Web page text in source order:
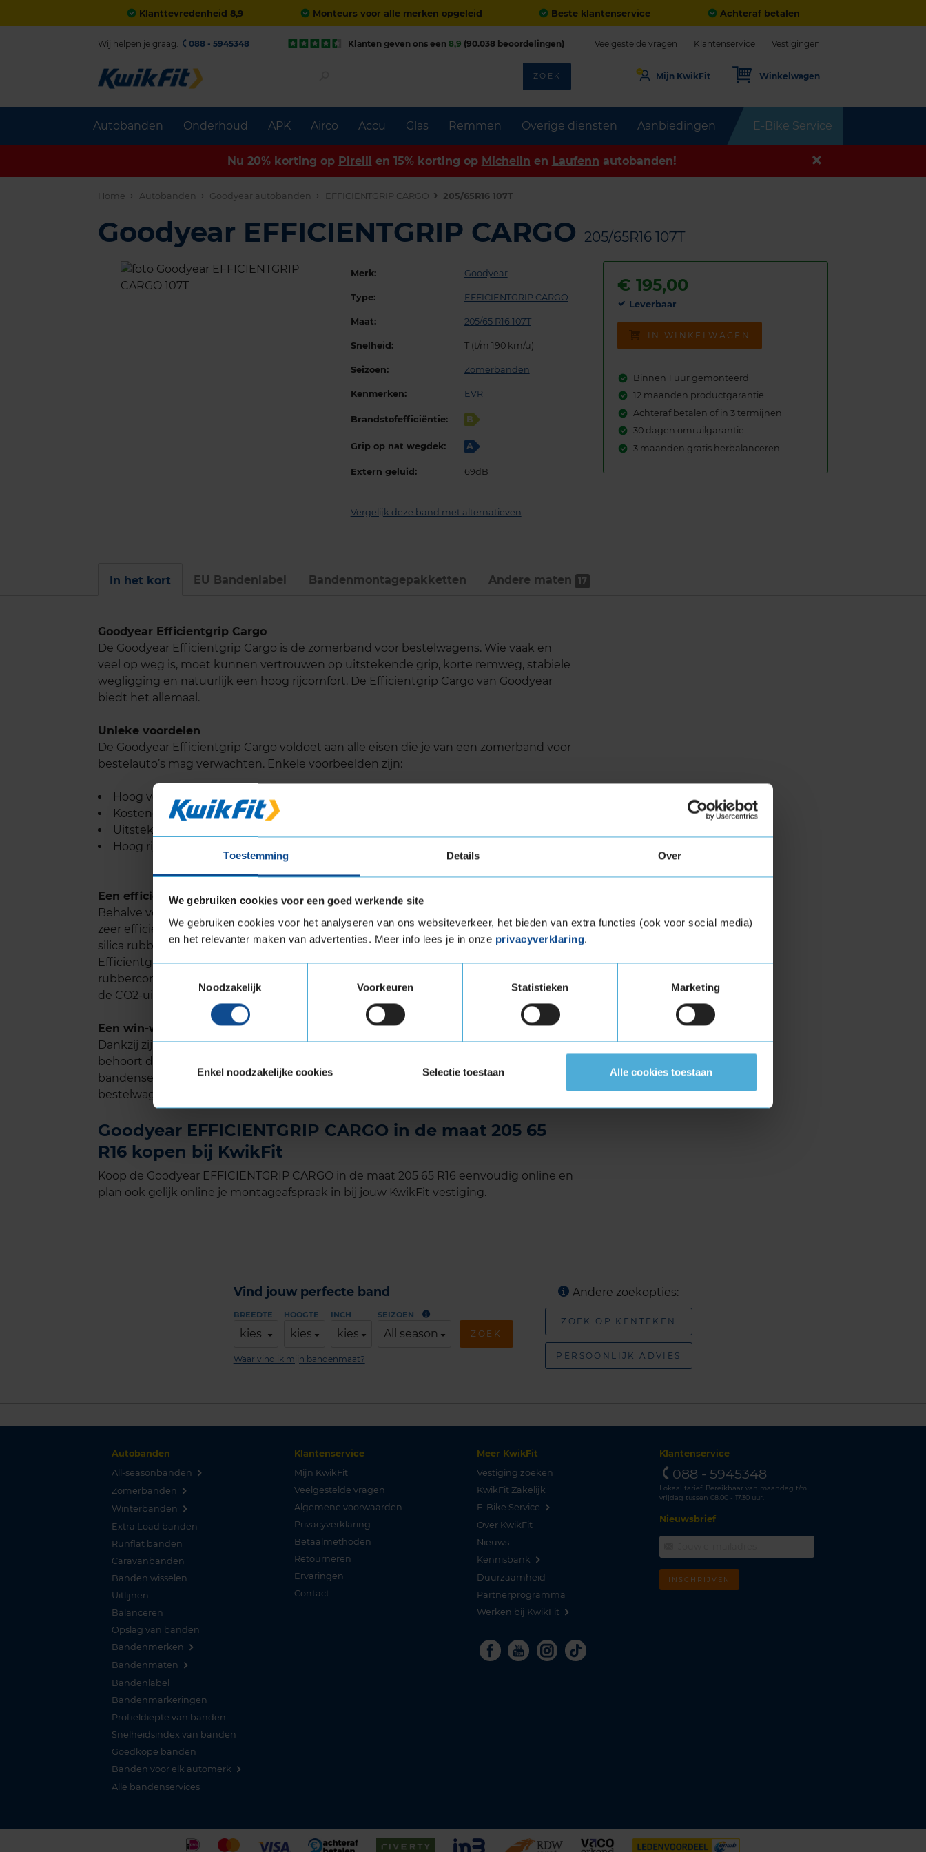
Toestemming Details Over
We gebruiken cookies voor een goed werkende site
We gebruiken cookies voor het analyseren van ons websiteverkeer, het bieden van extra functies (ook voor social media)
en het relevanter maken van advertenties. Meer info lees je in onze privacyverklaring.
Noodzakelijk
Voorkeuren Statistieken Marketing
Enkel noodzakelijke cookies Selectie toestaan Alle cookies toestaan
Klanttevredenheid 8,9 Monteurs voor alle merken opgeleid Beste klantenservice Achteraf betalen
Autobanden Onderhoud APK Airco Accu Glas Remmen Overige diensten Aanbiedingen E-Bike Service
Wij helpen je graag. 088 - 5945348 Klanten geven ons een 8,9 (90.038 beoordelingen) Veelgestelde vragen Klantenservice Vestigingen
ZOEK Mijn KwikFit Winkelwagen
Nu 20% korting op Pirelli en 15% korting op Michelin en Laufenn autobanden!
Home Autobanden Goodyear autobanden EFFICIENTGRIP CARGO 205/65R16 107T
Goodyear EFFICIENTGRIP CARGO 205/65R16 107T
Merk: Goodyear
Type: EFFICIENTGRIP CARGO
Maat: 205/65 R16 107T
Snelheid: T (t/m 190 km/u)
Seizoen: Zomerbanden
Kenmerken: EVR
Brandstofefficiëntie: B
Grip op nat wegdek: A
Extern geluid: 69dB
Vergelijk deze band met alternatieven
€195,00
Leverbaar
IN WINKELWAGEN
Binnen 1 uur gemonteerd
12 maanden productgarantie
Achteraf betalen of in 3 termijnen
30 dagen omruilgarantie
3 maanden gratis herbalanceren
In het kort EU Bandenlabel Bandenmontage­pakketten Andere maten 17
Goodyear Efficientgrip Cargo
De Goodyear Efficientgrip Cargo is de zomerband voor bestelwagens. Wie vaak en
veel op weg is, moet kunnen vertrouwen op uitstekende grip, korte remweg, stabiele
wegligging en natuurlijk een hoog rijcomfort. De Efficientgrip Cargo van Goodyear
biedt het allemaal.
Unieke voordelen
De Goodyear Efficientgrip Cargo voldoet aan alle eisen die je van een zomerband voor
bestelauto’s mag verwachten. Enkele voorbeelden zijn:
Hoog veiligheidsniveau door goed remgedrag en grip
Kosteneffectiviteit, besparen op brandstofkosten en bandenwissel
Uitstekende rijprestaties op droog en nat wegdek
Hoog rijcomfort door laag rolgeluid
Een efficiënte band
Behalve voortreffelijke rijprestaties is de Goodyear Efficientgrip Cargo ook nog eens
zeer efficiënt. Dankzij een gelijkmatige slijtage van het loopvlak en de vernieuwde
silica rubbersamenstelling kun je vele duizenden kilometers rijden voordat de
Efficientgrip Cargo van Goodyear aan vervanging toe is. Tegelijkertijd wordt dankzij de
rubbercompound het brandstofverbruik verlaagd, wat weer leidt tot een afname van
de CO2-uitstoot.
Een win-win situatie
Dankzij zijn voortreffelijke rijprestaties en zijn kostenbesparende eigenschappen
behoort de Efficientgrip Cargo met recht thuis tussen het hoogwaardige Goodyear
bandensegment. Deze zomerband biedt een win-win situatie voor chauffeurs van
bestelwagens die het grootste deel van hun tijd op de weg doorbrengen.
Goodyear EFFICIENTGRIP CARGO in de maat 205 65
R16 kopen bij KwikFit
Koop de Goodyear EFFICIENTGRIP CARGO in de maat 205 65 R16 eenvoudig online en
plan ook gelijk online je montageafspraak in bij jouw KwikFit vestiging.
Vind jouw perfecte band
BREEDTE
kies
HOOGTE
kies
INCH
kies
SEIZOEN
All season ZOEK
Waar vind ik mijn bandenmaat?
Andere zoekopties:
ZOEK OP KENTEKEN
PERSOONLIJK ADVIES
Autobanden
All-seasonbanden
Zomerbanden
Winterbanden
Extra Load banden
Runflat banden
Caravanbanden
Banden wisselen
Uitlijnen
Balanceren
Opslag van banden
Bandenmerken
Bandenmaten
Bandenlabel
Bandenmarkeringen
Profieldiepte van banden
Snelheidsindex van banden
Goedkope banden
Banden voor elk automerk
Alle bandenservices
Klantenservice
Mijn KwikFit
Veelgestelde vragen
Algemene voorwaarden
Privacyverklaring
Betaalmethoden
Retourneren
Ervaringen
Contact
Meer KwikFit
Vestiging zoeken
KwikFit Zakelijk
E-Bike Service
Over KwikFit
Nieuws
Kennisbank
Duurzaamheid
Partnerprogramma
Werken bij KwikFit
Facebook
YoutubeInstagram
Tiktok
Klantenservice
088 - 5945348
Lokaal tarief. Bereikbaar van maandag t/m
vrijdag tussen 08.00 - 17.30 uur.
Nieuwsbrief
INSCHRIJVEN